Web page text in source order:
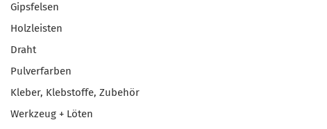
Gipsfelsen
Holzleisten
Draht
Pulverfarben
Kleber, Klebstoffe, Zubehör
Werkzeug + Löten